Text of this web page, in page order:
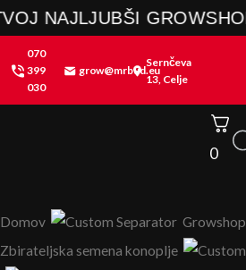
Skip
to
content
NAJLJUBŠI GROWSHOP
070
399
030
grow@mrbud.eu
Sernčeva
13, Celje
0
Domov
Growshop
Zbirateljska semena konoplje